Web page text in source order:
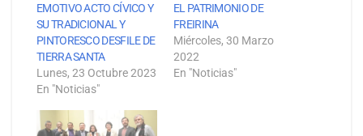
EMOTIVO ACTO CÍVICO Y
SU TRADICIONAL Y
PINTORESCO DESFILE DE
TIERRA SANTA
Lunes, 23 Octubre 2023
En "Noticias"
EL PATRIMONIO DE
FREIRINA
Miércoles, 30 Marzo
2022
En "Noticias"